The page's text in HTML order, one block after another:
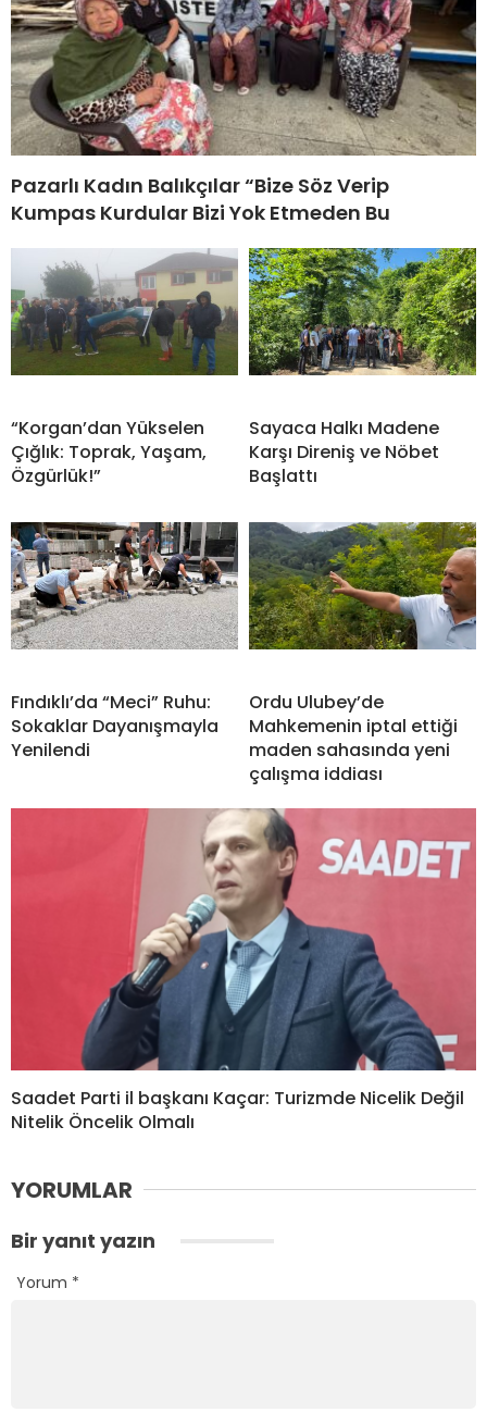
Pazarlı Kadın Balıkçılar “Bize Söz Verip
Kumpas Kurdular Bizi Yok Etmeden Bu
“Korgan’dan Yükselen
Çığlık: Toprak, Yaşam,
Özgürlük!”
Sayaca Halkı Madene
Karşı Direniş ve Nöbet
Başlattı
Fındıklı’da “Meci” Ruhu:
Sokaklar Dayanışmayla
Yenilendi
Ordu Ulubey’de
Mahkemenin iptal ettiği
maden sahasında yeni
çalışma iddiası
Saadet Parti il başkanı Kaçar: Turizmde Nicelik Değil
Nitelik Öncelik Olmalı
YORUMLAR
Bir yanıt yazın
Yorum *